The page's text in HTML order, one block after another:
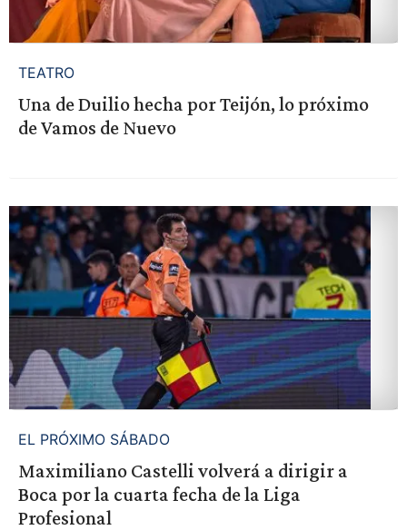
TEATRO
Una de Duilio hecha por Teijón, lo próximo
de Vamos de Nuevo
EL PRÓXIMO SÁBADO
Maximiliano Castelli volverá a dirigir a
Boca por la cuarta fecha de la Liga
Profesional